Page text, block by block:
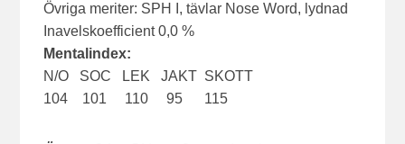
Övriga meriter: SPH I, tävlar Nose Word, lydnad
Inavelskoefficient 0,0 %
Mentalindex:
N/O SOC LEK JAKT SKOTT
104 101 110 95 115